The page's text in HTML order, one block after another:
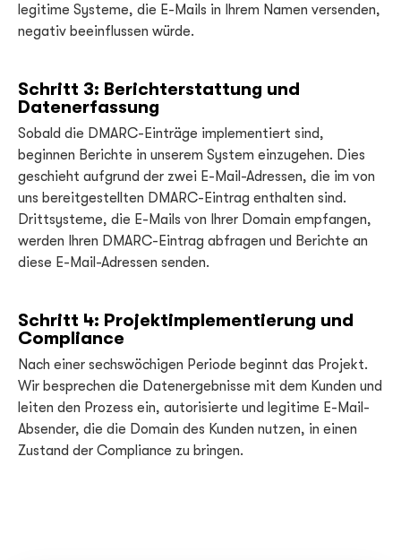
legitime Systeme, die E-Mails in Ihrem Namen versenden,
negativ beeinflussen würde.
Schritt 3: Berichterstattung und
Datenerfassung
Sobald die DMARC-Einträge implementiert sind,
beginnen Berichte in unserem System einzugehen. Dies
geschieht aufgrund der zwei E-Mail-Adressen, die im von
uns bereitgestellten DMARC-Eintrag enthalten sind.
Drittsysteme, die E-Mails von Ihrer Domain empfangen,
werden Ihren DMARC-Eintrag abfragen und Berichte an
diese E-Mail-Adressen senden.
Schritt 4: Projektimplementierung und
Compliance
Nach einer sechswöchigen Periode beginnt das Projekt.
Wir besprechen die Datenergebnisse mit dem Kunden und
leiten den Prozess ein, autorisierte und legitime E-Mail-
Absender, die die Domain des Kunden nutzen, in einen
Zustand der Compliance zu bringen.